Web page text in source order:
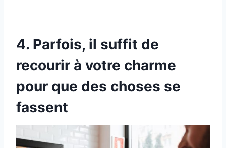
4. Parfois, il suffit de
recourir à votre charme
pour que des choses se
fassent